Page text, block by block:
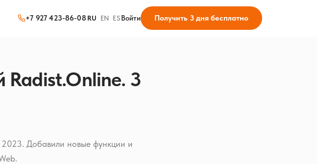
+7 927 423-86-08 RU · EN · ESВойти Получить 3 дня бесплатно
Radist.Online. 3
Добавили новые функции и